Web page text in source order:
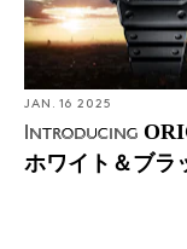
JAN. 16 2025
Introducing
ホワイト＆ブラ